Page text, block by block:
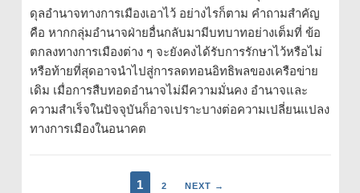
ดุลอำนาจทางการเมืองเอาไว้ อย่างไรก็ตาม คำถามสำคัญ
คือ หากกลุ่มอำนาจฝ่ายอื่นกลับมามีบทบาทอย่างเต็มที่ ข้อ
ตกลงทางการเมืองต่าง ๆ จะยังคงได้รับการรักษาไว้หรือไม่
หรือท้ายที่สุดอาจนำไปสู่การลดทอนอิทธิพลของเครือข่าย
เดิม เมื่อการสืบทอดอำนาจไม่มีความมั่นคง อำนาจและ
ความสำเร็จในปัจจุบันก็อาจเปราะบางต่อความเปลี่ยนแปลง
ทางการเมืองในอนาคต
1 2 NEXT →